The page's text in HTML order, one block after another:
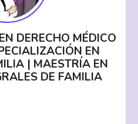
DERECHO MÉDICO
EN
| MAESTRÍA EN
DE FAMILIA